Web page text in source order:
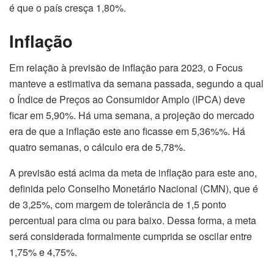
é que o país cresça 1,80%.
Inflação
Em relação à previsão de inflação para 2023, o Focus
manteve a estimativa da semana passada, segundo a qual
o Índice de Preços ao Consumidor Amplo (IPCA) deve
ficar em 5,90%. Há uma semana, a projeção do mercado
era de que a inflação este ano ficasse em 5,36%%. Há
quatro semanas, o cálculo era de 5,78%.
A previsão está acima da meta de inflação para este ano,
definida pelo Conselho Monetário Nacional (CMN), que é
de 3,25%, com margem de tolerância de 1,5 ponto
percentual para cima ou para baixo. Dessa forma, a meta
será considerada formalmente cumprida se oscilar entre
1,75% e 4,75%.